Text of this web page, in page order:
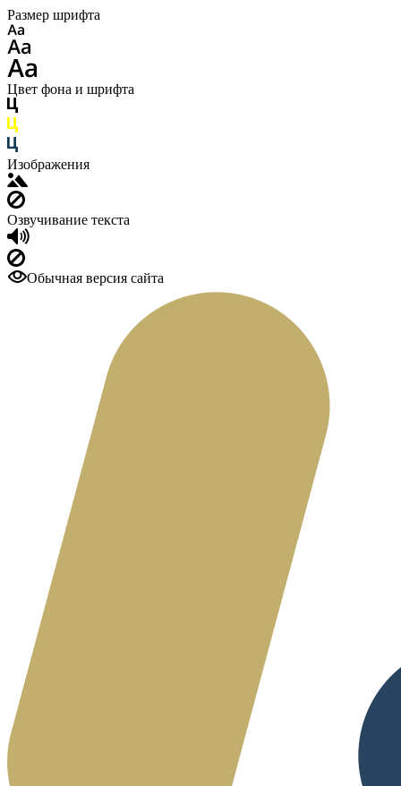
Размер шрифта
Цвет фона и шрифта
Изображения
Озвучивание текста
Обычная версия сайта